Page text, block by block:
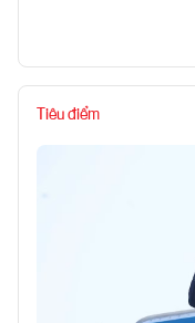
Tiêu điểm